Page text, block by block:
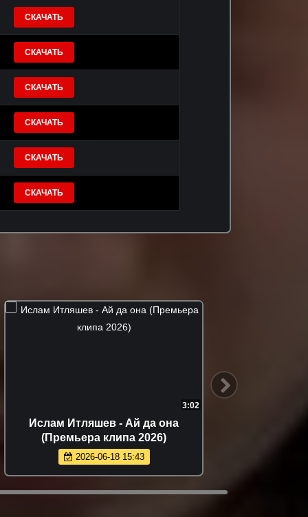
СКАЧАТЬ
СКАЧАТЬ
СКАЧАТЬ
СКАЧАТЬ
СКАЧАТЬ
СКАЧАТЬ
3:02
Ислам Итляшев - Ай да она
(Премьера клипа 2026)
2026-06-18 15:43